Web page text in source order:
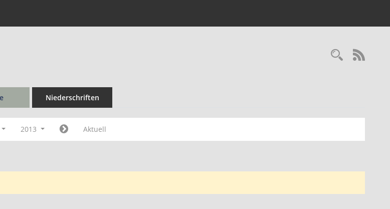
Niederschriften
2013 Aktuell